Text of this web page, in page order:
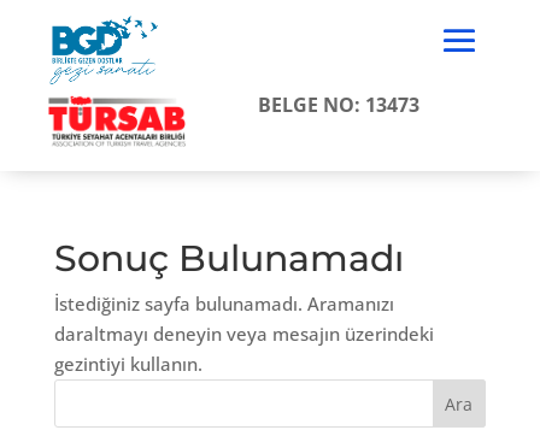
BELGE NO: 13473
Sonuç Bulunamadı
İstediğiniz sayfa bulunamadı. Aramanızı
daraltmayı deneyin veya mesajın üzerindeki
gezintiyi kullanın.
Ara